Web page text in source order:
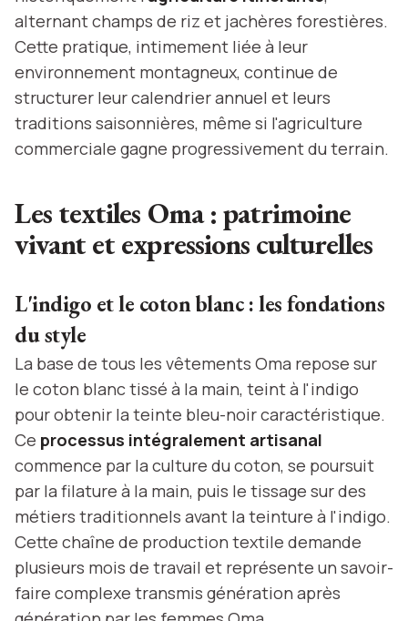
alternant champs de riz et jachères forestières.
Cette pratique, intimement liée à leur
environnement montagneux, continue de
structurer leur calendrier annuel et leurs
traditions saisonnières, même si l'agriculture
commerciale gagne progressivement du terrain.
Les textiles Oma : patrimoine
vivant et expressions culturelles
L'indigo et le coton blanc : les fondations
du style
La base de tous les vêtements Oma repose sur
le coton blanc tissé à la main, teint à l'indigo
pour obtenir la teinte bleu-noir caractéristique.
Ce processus intégralement artisanal
commence par la culture du coton, se poursuit
par la filature à la main, puis le tissage sur des
métiers traditionnels avant la teinture à l'indigo.
Cette chaîne de production textile demande
plusieurs mois de travail et représente un savoir-
faire complexe transmis génération après